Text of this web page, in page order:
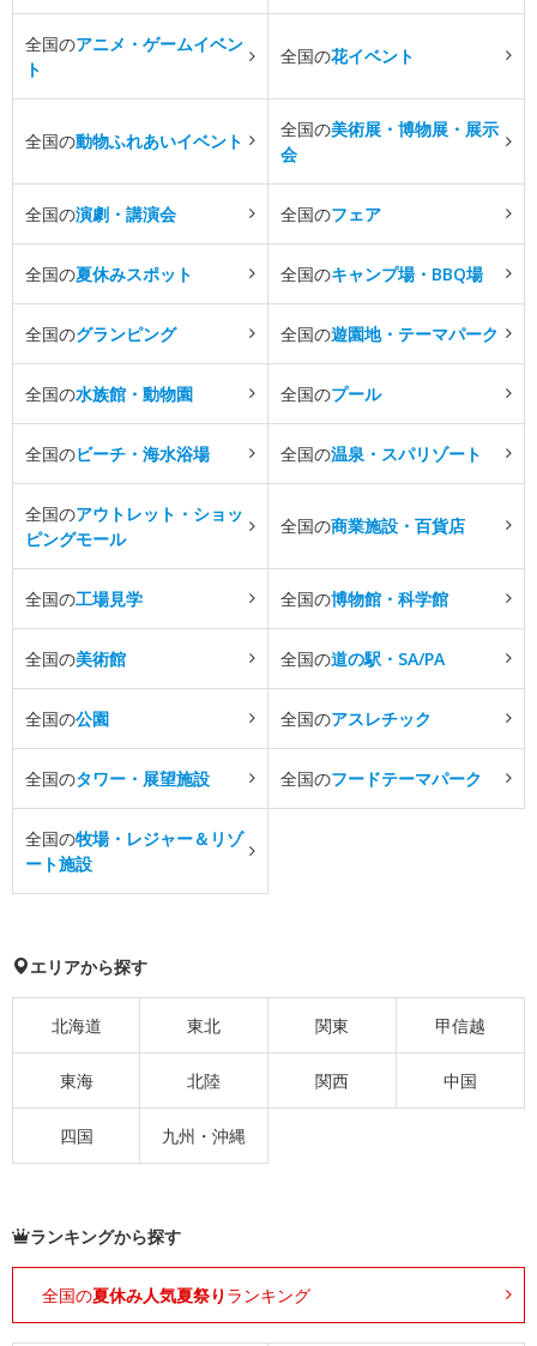
全国のアニメ・ゲームイベン
ト
全国の花イベント
全国の動物ふれあいイベント
全国の美術展・博物展・展示
会
全国の演劇・講演会 全国のフェア
全国の夏休みスポット 全国のキャンプ場・BBQ場
全国のグランピング 全国の遊園地・テーマパーク
全国の水族館・動物園 全国のプール
全国のビーチ・海水浴場 全国の温泉・スパリゾート
全国のアウトレット・ショッ
ピングモール
全国の商業施設・百貨店
全国の工場見学 全国の博物館・科学館
全国の美術館 全国の道の駅・SA/PA
全国の公園 全国のアスレチック
全国のタワー・展望施設 全国のフードテーマパーク
全国の牧場・レジャー＆リゾ
ート施設
エリアから探す
北海道 東北 関東 甲信越
東海 北陸 関西 中国
四国 九州・沖縄
ランキングから探す
全国の夏休み人気夏祭り ランキング